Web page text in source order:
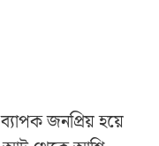
জনপ্রিয় হয়ে